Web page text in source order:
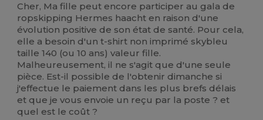
Cher, Ma fille peut encore participer au gala de
ropskipping Hermes haacht en raison d'une
évolution positive de son état de santé. Pour cela,
elle a besoin d'un t-shirt non imprimé skybleu
taille 140 (ou 10 ans) valeur fille.
Malheureusement, il ne s'agit que d'une seule
pièce. Est-il possible de l'obtenir dimanche si
j'effectue le paiement dans les plus brefs délais
et que je vous envoie un reçu par la poste ? et
quel est le coût ?